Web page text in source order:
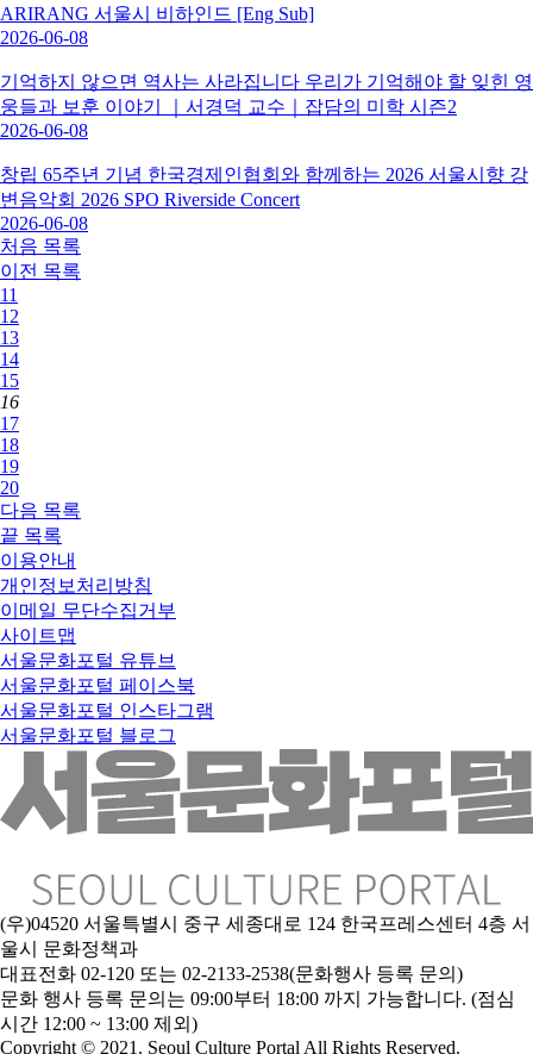
ARIRANG 서울시 비하인드 [Eng Sub]
2026-06-08
기억하지 않으면 역사는 사라집니다 우리가 기억해야 할 잊힌 영
웅들과 보훈 이야기 ｜서경덕 교수｜잡담의 미학 시즌2
2026-06-08
창립 65주년 기념 한국경제인협회와 함께하는 2026 서울시향 강
변음악회 2026 SPO Riverside Concert
2026-06-08
처음 목록
이전 목록
11
12
13
14
15
16
17
18
19
20
다음 목록
끝 목록
이용안내
개인정보처리방침
이메일 무단수집거부
사이트맵
서울문화포털 유튜브
서울문화포털 페이스북
서울문화포털 인스타그램
서울문화포털 블로그
(우)04520 서울특별시 중구 세종대로 124 한국프레스센터 4층 서
울시 문화정책과
대표전화 02-120 또는 02-2133-2538(문화행사 등록 문의)
문화 행사 등록 문의는 09:00부터 18:00 까지 가능합니다. (점심
시간 12:00 ~ 13:00 제외)
Copyright © 2021. Seoul Culture Portal All Rights Reserved.